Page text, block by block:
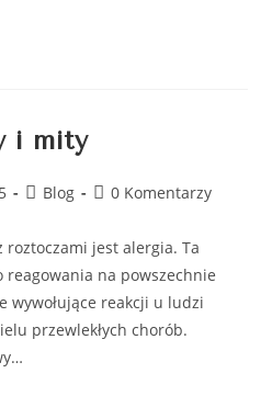
i mity
Blog 0 Komentarzy
roztoczami jest alergia. Ta
reagowania na powszechnie
wywołujące reakcji u ludzi
przewlekłych chorób.